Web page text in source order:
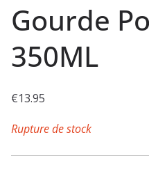
Gourde
350ML
€13.95
Rupture de stock